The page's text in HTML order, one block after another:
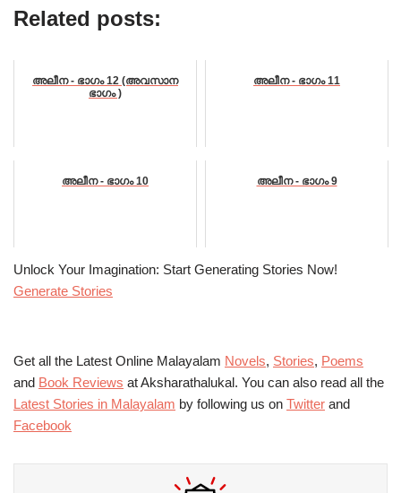
Related posts:
അലീന - ഭാഗം 12 (അവസാന
ഭാഗം )
അലീന - ഭാഗം 11
അലീന - ഭാഗം 10 അലീന - ഭാഗം 9
Unlock Your Imagination: Start Generating Stories Now!
Generate Stories
Get all the Latest Online Malayalam Novels, Stories, Poems
and Book Reviews at Aksharathalukal. You can also read all the
Latest Stories in Malayalam by following us on Twitter and
Facebook